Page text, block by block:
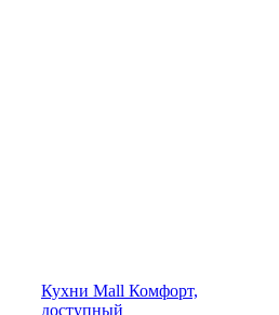
Кухни Mall Комфорт,
доступный